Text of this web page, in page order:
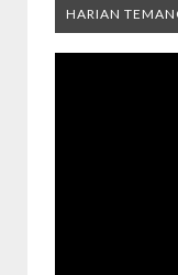
HARIAN